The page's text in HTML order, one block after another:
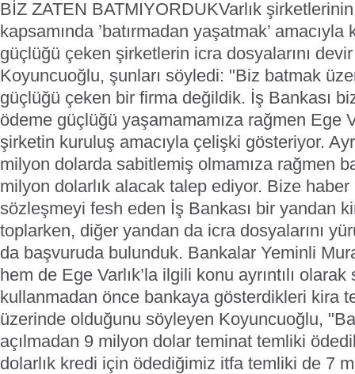
BİZ ZATEN BATMIYORDUKVarlık
kapsamında ’batırmadan yaşatmak’
güçlüğü çeken şirketlerin icra dosyalarını devir
Koyuncuoğlu, şunları söyledi: "Biz batmak
güçlüğü çeken bir firma değildik. İş Bankası
ödeme güçlüğü yaşamamamıza rağmen Ege
şirketin kuruluş amacıyla çelişki gösteriyor.
milyon dolarda sabitlemiş olmamıza rağmen
milyon dolarlık alacak talep ediyor. Bize
sözleşmeyi fesh eden İş Bankası bir yandan
toplarken, diğer yandan da icra dosyalarını
da başvuruda bulunduk. Bankalar Yeminli
hem de Ege Varlık’la ilgili konu ayrıntılı
kullanmadan önce bankaya gösterdikleri kira
üzerinde olduğunu söyleyen Koyuncuoğlu,
açılmadan 9 milyon dolar teminat temliki
dolarlık kredi için ödediğimiz itfa temliki de 7